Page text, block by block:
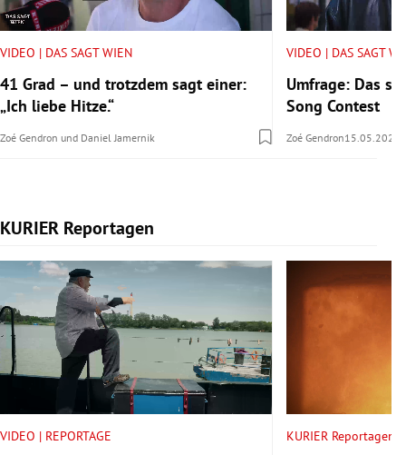
VIDEO | DAS SAGT WIEN
41 Grad – und trotzdem sagt einer:
„Ich liebe Hitze.“
Zoé Gendron und Daniel Jamernik
VIDEO | DAS SAGT
Umfrage: Das
Song Contest
Zoé Gendron15.05.2026
KURIER Reportagen
Slide 1 von 14
VIDEO | REPORTAGE KURIER Reportagen